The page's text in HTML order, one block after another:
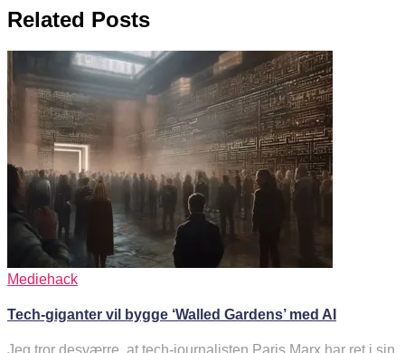
Related Posts
Mediehack
Tech-giganter vil bygge ‘Walled Gardens’ med AI